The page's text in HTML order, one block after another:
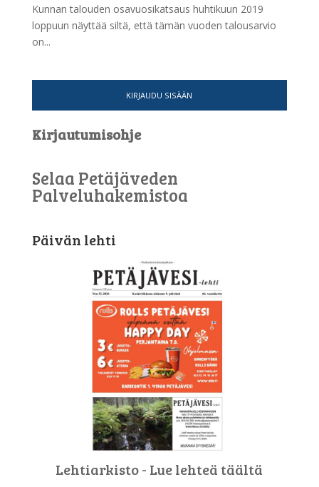
Kunnan talouden osavuosikatsaus huhtikuun 2019
loppuun näyttää siltä, että tämän vuoden talousarvio
on...
KIRJAUDU SISÄÄN
Kirjautumisohje
Selaa Petäjäveden
Palveluhakemistoa
Päivän lehti
Lehtiarkisto - Lue lehteä täältä